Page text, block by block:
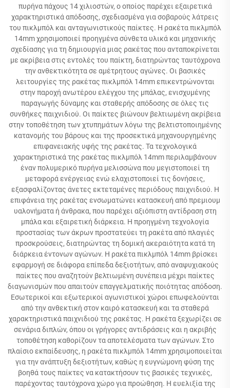
πυρήνα πάχους 14 χιλιοστών, ο οποίος παρέχει εξαιρετικά
χαρακτηριστικά απόδοσης, σχεδιασμένα για σοβαρούς λάτρεις
του πικλμπόλ και ανταγωνιστικούς παίκτες. Η ρακέτα πικλμπόλ
14mm χρησιμοποιεί προηγμένα σύνθετα υλικά και μηχανικής
σχεδίασης για τη δημιουργία μιας ρακέτας που ανταποκρίνεται
με ακρίβεια στις εντολές του παίκτη, διατηρώντας ταυτόχρονα
την ανθεκτικότητα σε αμέτρητους αγώνες. Οι βασικές
λειτουργίες της ρακέτας πικλμπόλ 14mm επικεντρώνονται
στην παροχή ανωτέρου ελέγχου της μπάλας, ενισχυμένης
παραγωγής δύναμης και σταθερής απόδοσης σε όλες τις
συνθήκες παιχνιδιού. Οι παίκτες βιώνουν βελτιωμένη ακρίβεια
στην τοποθέτηση των χτυπημάτων λόγω της βελτιστοποιημένης
κατανομής του βάρους και της προσεκτικά μηχανουργημένης
επιφανειακής υφής της ρακέτας. Τα τεχνολογικά
χαρακτηριστικά της ρακέτας πικλμπόλ 14mm περιλαμβάνουν
έναν πολυμερικό πυρήνα μελισσώνα που μεγιστοποιεί τη
μεταφορά ενέργειας ενώ ελαχιστοποιεί τις δονήσεις,
εξασφαλίζοντας άνετες εκτεταμένες περιόδους παιχνιδιού. Η
επιφάνεια της ρακέτας ενσωματώνει κατασκευή από πρεμιουμ
υαλονήματα ή άνθρακα, που παρέχει αξιόπιστη αντίδραση στη
μπάλα και εξαιρετική διάρκεια. Η προηγμένη τεχνολογία
προστασίας των άκρων προστατεύει τη ρακέτα από πλαγιές
προσκρούσεις, διατηρώντας τη δομική ακεραιότητα κατά τη
διάρκεια έντονων αγώνων. Η ρακέτα πικλμπόλ 14mm βρίσκει
εφαρμογή σε διάφορα επίπεδα δεξιοτήτων, από αναψυχιακούς
παίκτες που αναζητούν βελτιωμένη συνέπεια μέχρι παίκτες
διαγωνισμών που απαιτούν επαγγελματικής ποιότητας απόδοση.
Εσωτερικοί και εξωτερικοί αγωνιστικοί χώροι επωφελούνται
από την ανθεκτική στον καιρό κατασκευή και τα σταθερά
χαρακτηριστικά παιχνιδιού της ρακέτας. Η ρακέτα ξεχωρίζει σε
σενάρια διπλών, όπου οι γρήγορες αντιδράσεις και η ακριβής
τοποθέτηση καθορίζουν τα αποτελέσματα των αγώνων. Στο
πλαίσιο εκπαίδευσης, η ρακέτα πικλμπόλ 14mm χρησιμοποιείται
για την ανάπτυξη δεξιοτήτων, καθώς η ευγνώμονη φύση της
βοηθά τους παίκτες να κατακτήσουν τις βασικές τεχνικές,
παρέχοντας ταυτόχρονα χώρο για προώθηση. Η ευελιξία της